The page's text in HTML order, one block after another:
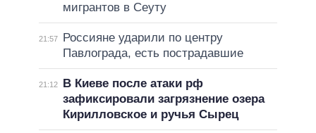
мигрантов в Сеуту
21:57
Россияне ударили по центру
Павлограда, есть пострадавшие
21:12
В Киеве после атаки рф
зафиксировали загрязнение озера
Кирилловское и ручья Сырец